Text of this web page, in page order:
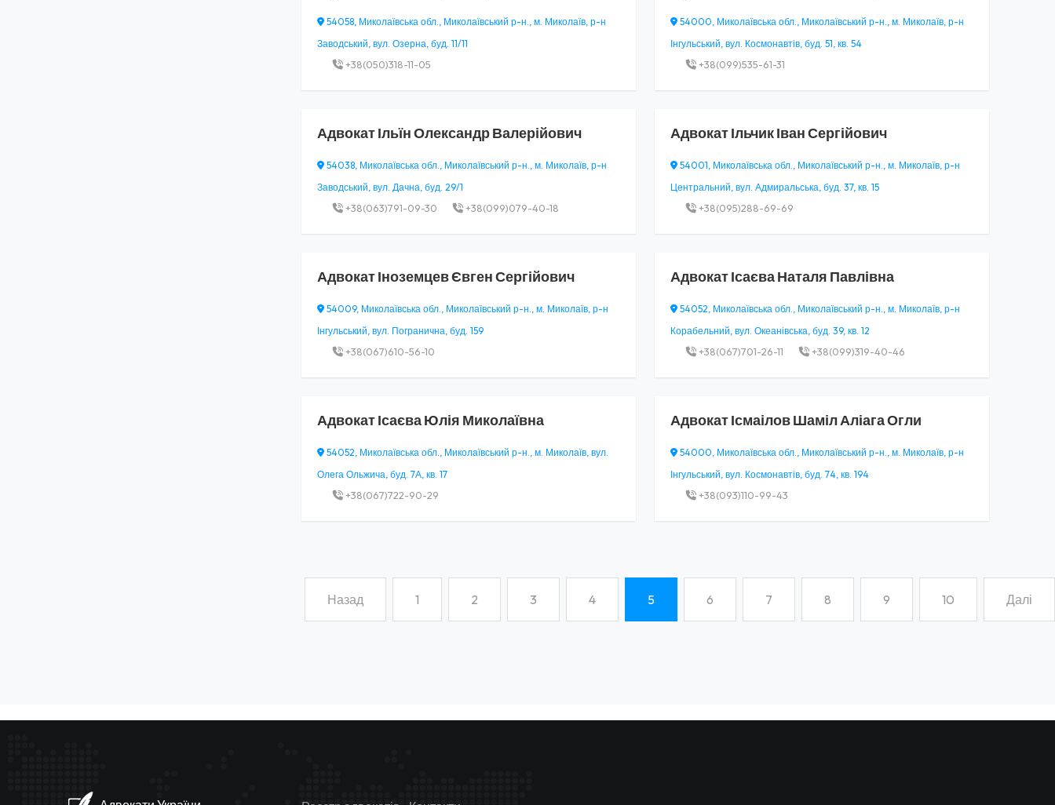
54058, Миколаївська обл., Миколаївський р-н., м. Миколаїв, р-н
Заводський, вул. Озерна, буд. 11/11
+38(050)318-11-05
54000, Миколаївська обл., Миколаївський р-н., м. Миколаїв, р-н
Інгульський, вул. Космонавтів, буд. 51, кв. 54
+38(099)535-61-31
АдвокатІльїн Олександр Валерійович
54038, Миколаївська обл., Миколаївський р-н., м. Миколаїв, р-н
Заводський, вул. Дачна, буд. 29/1
+38(063)791-09-30 +38(099)079-40-18
АдвокатІльчик Іван Сергійович
54001, Миколаївська обл., Миколаївський р-н., м. Миколаїв, р-н
Центральний, вул. Адмиральська, буд. 37, кв. 15
+38(095)288-69-69
АдвокатІноземцев Євген Сергійович
54009, Миколаївська обл., Миколаївський р-н., м. Миколаїв, р-н
Інгульський, вул. Погранична, буд. 159
+38(067)610-56-10
АдвокатІсаєва Наталя Павлівна
54052, Миколаївська обл., Миколаївський р-н., м. Миколаїв, р-н
Корабельний, вул. Океанівська, буд. 39, кв. 12
+38(067)701-26-11 +38(099)319-40-46
АдвокатІсаєва Юлія Миколаївна
54052, Миколаївська обл., Миколаївський р-н., м. Миколаїв, вул.
Олега Ольжича, буд. 7А, кв. 17
+38(067)722-90-29
АдвокатІсмаілов Шаміл Аліага Огли
54000, Миколаївська обл., Миколаївський р-н., м. Миколаїв, р-н
Інгульський, вул. Космонавтів, буд. 74, кв. 194
+38(093)110-99-43
Назад 1 2 3 4
5
6 7 8 9 10 Далі